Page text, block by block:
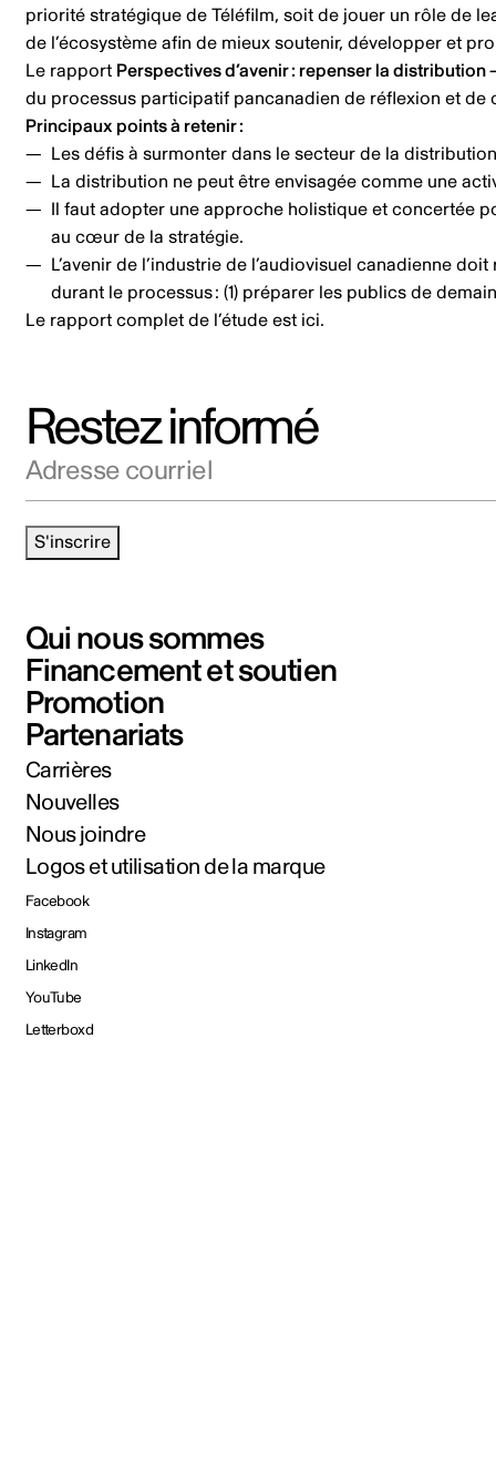
priorité stratégique de Téléfilm, soit de jouer un rôle de
de l’écosystème afin de mieux soutenir, développer et
Le rapport Perspectives d’avenir : repenser la
du processus participatif pancanadien de réflexion et de
Principaux points à retenir :
Les défis à surmonter dans le secteur de la
La distribution ne peut être envisagée comme une
Il faut adopter une approche holistique et concertée
au cœur de la stratégie.
L’avenir de l’industrie de l’audiovisuel canadienne
durant le processus : (1) préparer les publics de
Le rapport complet de l’étude est ici.
Restez informé
S'inscrire
Qui nous sommes
Financement et soutien
Promotion
Partenariats
Carrières
Nouvelles
Nous joindre
Logos et utilisation de la marque
Facebook
Instagram
LinkedIn
YouTube
Letterboxd